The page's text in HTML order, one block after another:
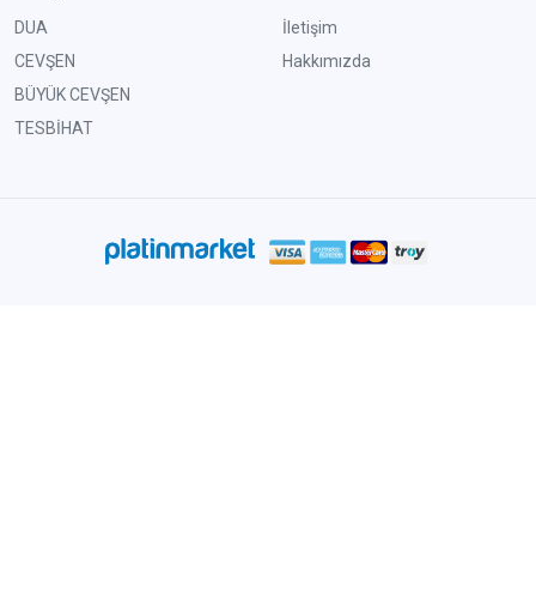
DUA
CEVŞEN
BÜYÜK CEVŞEN
TESBİHAT
İletişim
Hakkımızda